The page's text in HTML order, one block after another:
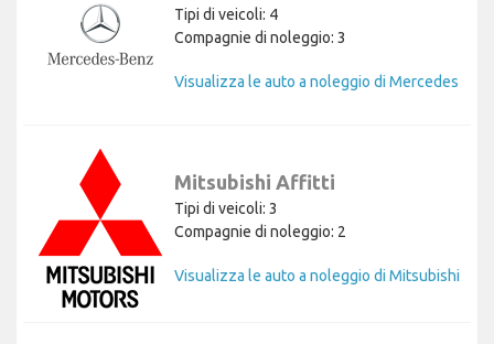
Tipi di veicoli: 4
Compagnie di noleggio: 3
Visualizza le auto a noleggio di Mercedes
Mitsubishi Affitti
Tipi di veicoli: 3
Compagnie di noleggio: 2
Visualizza le auto a noleggio di Mitsubishi